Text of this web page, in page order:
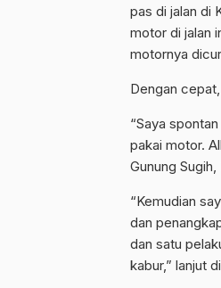
pas di jalan di
motor di jalan
motornya
Dengan
“Saya
pakai motor.
Gunung
“Kemudian
dan
dan satu
kabur,” lanjut